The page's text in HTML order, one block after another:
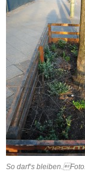
So darf‘s